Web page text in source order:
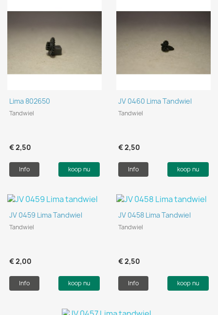
Lima 802650
Tandwiel
€ 2,50
Info koop nu
JV 0460 Lima Tandwiel
Tandwiel
€ 2,50
Info koop nu
JV 0459 Lima Tandwiel
Tandwiel
€ 2,00
Info koop nu
JV 0458 Lima Tandwiel
Tandwiel
€ 2,50
Info koop nu